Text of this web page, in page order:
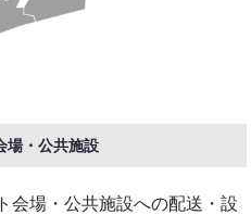
場・公共施設
会場・公共施設への配送・設